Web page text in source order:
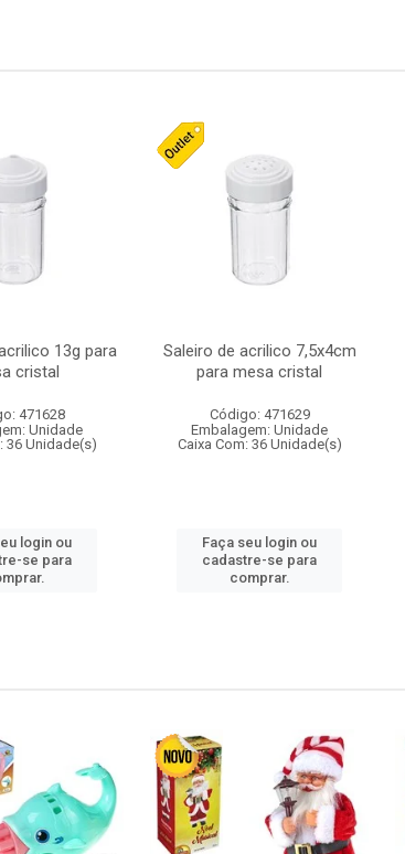
13g para
cristal
471628
Unidade
36 Unidade(s)
login ou
se para
Saleiro de acrilico 7,5x4cm
para mesa cristal
Código: 471629
Embalagem: Unidade
Caixa Com: 36 Unidade(s)
Faça seu login ou
cadastre-se para
comprar.